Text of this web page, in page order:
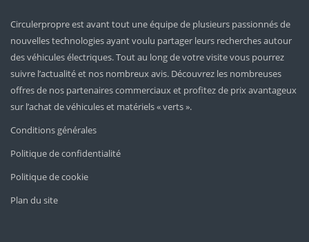
Circulerpropre est avant tout une équipe de plusieurs passionnés de
nouvelles technologies ayant voulu partager leurs recherches autour
des véhicules électriques. Tout au long de votre visite vous pourrez
suivre l’actualité et nos nombreux avis. Découvrez les nombreuses
offres de nos partenaires commerciaux et profitez de prix avantageux
sur l’achat de véhicules et matériels « verts ».
Conditions générales
Politique de confidentialité
Politique de cookie
Plan du site